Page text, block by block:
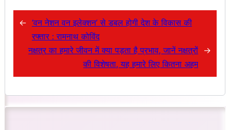
← ‘वन नेशन वन इलेक्शन’ से डबल होगी देश के विकास की
रफ्तार : रामनाथ कोविंद
नक्षत्र का हमारे जीवन में क्या पड़ता है प्रभाव, जानें नक्षत्रों
की विशेषता, यह हमारे लिए कितना अहम
→